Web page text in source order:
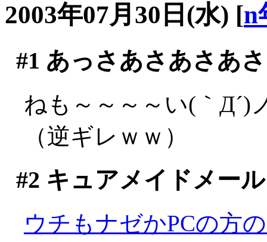
2003年07月30日(水) [n
#1 あっさあさあさあ
ねも～～～～い(｀Д´)
（逆ギレｗｗ）
#2 キュアメイドメール
ウチもナゼかPCの方